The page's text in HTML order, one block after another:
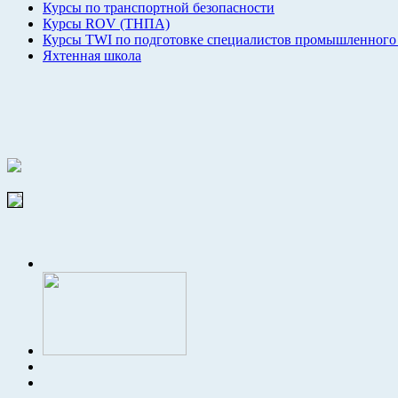
Курсы по транспортной безопасности
Курсы ROV (ТНПА)
Курсы TWI по подготовке специалистов промышленного
Яхтенная школа